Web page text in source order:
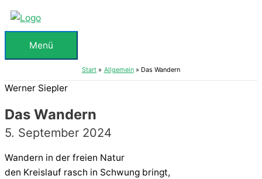
Zum
Inhalt
springenMenü
Menü
Start Allgemein Das Wandern
Werner Siepler
Das Wandern
5. September 2024
Wandern in der freien Natur
den Kreislauf rasch in Schwung bringt,